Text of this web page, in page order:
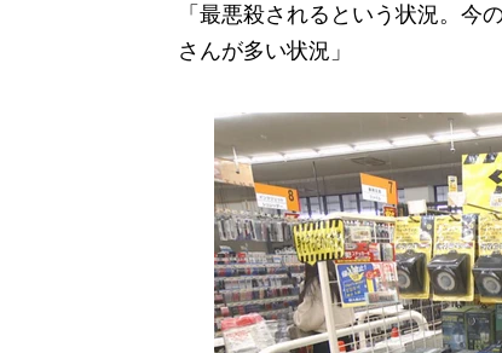
「最悪殺されるという状況。今
さんが多い状況」